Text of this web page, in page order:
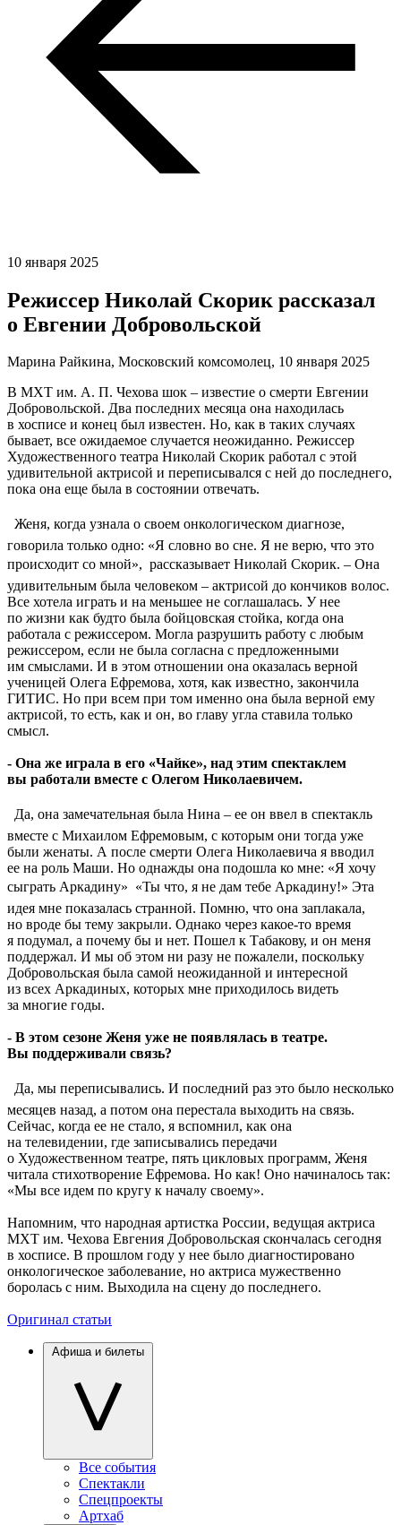
10 января 2025
Режиссер Николай Скорик рассказал
о Евгении Добровольской
Марина Райкина, Московский комсомолец, 10 января 2025
В МХТ им. А. П. Чехова шок – известие о смерти Евгении
Добровольской. Два последних месяца она находилась
в хосписе и конец был известен. Но, как в таких случаях
бывает, все ожидаемое случается неожиданно. Режиссер
Художественного театра Николай Скорик работал с этой
удивительной актрисой и переписывался с ней до последнего,
пока она еще была в состоянии отвечать.
 Женя, когда узнала о своем онкологическом диагнозе,
говорила только одно: «Я словно во сне. Я не верю, что это
происходит со мной»,  рассказывает Николай Скорик. – Она
удивительным была человеком – актрисой до кончиков волос.
Все хотела играть и на меньшее не соглашалась. У нее
по жизни как будто была бойцовская стойка, когда она
работала с режиссером. Могла разрушить работу с любым
режиссером, если не была согласна с предложенными
им смыслами. И в этом отношении она оказалась верной
ученицей Олега Ефремова, хотя, как известно, закончила
ГИТИС. Но при всем при том именно она была верной ему
актрисой, то есть, как и он, во главу угла ставила только
смысл.
- Она же играла в его «Чайке», над этим спектаклем
вы работали вместе с Олегом Николаевичем.
 Да, она замечательная была Нина – ее он ввел в спектакль
вместе с Михаилом Ефремовым, с которым они тогда уже
были женаты. А после смерти Олега Николаевича я вводил
ее на роль Маши. Но однажды она подошла ко мне: «Я хочу
сыграть Аркадину»  «Ты что, я не дам тебе Аркадину!» Эта
идея мне показалась странной. Помню, что она заплакала,
но вроде бы тему закрыли. Однако через какое-то время
я подумал, а почему бы и нет. Пошел к Табакову, и он меня
поддержал. И мы об этом ни разу не пожалели, поскольку
Добровольская была самой неожиданной и интересной
из всех Аркадиных, которых мне приходилось видеть
за многие годы.
- В этом сезоне Женя уже не появлялась в театре.
Вы поддерживали связь?
 Да, мы переписывались. И последний раз это было несколько
месяцев назад, а потом она перестала выходить на связь.
Сейчас, когда ее не стало, я вспомнил, как она
на телевидении, где записывались передачи
о Художественном театре, пять цикловых программ, Женя
читала стихотворение Ефремова. Но как! Оно начиналось так:
«Мы все идем по кругу к началу своему».
Напомним, что народная артистка России, ведущая актриса
МХТ им. Чехова Евгения Добровольская скончалась сегодня
в хосписе. В прошлом году у нее было диагностировано
онкологическое заболевание, но актриса мужественно
боролась с ним. Выходила на сцену до последнего.
Оригинал статьи
Афиша и билеты
Все события
Спектакли
Спецпроекты
Артхаб